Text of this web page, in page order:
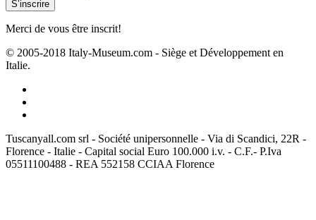
Merci de vous être inscrit!
© 2005-2018 Italy-Museum.com - Siège et Développement en
Italie.
Tuscanyall.com srl - Société unipersonnelle - Via di Scandici, 22R -
Florence - Italie - Capital social Euro 100.000 i.v. - C.F.- P.Iva
05511100488 - REA 552158 CCIAA Florence